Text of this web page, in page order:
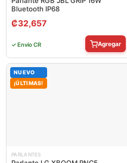
Bluetooth IP68
₡32,657
✓ Envío CR Agregar
NUEVO
¡ÚLTIMAS!
PARLANTES